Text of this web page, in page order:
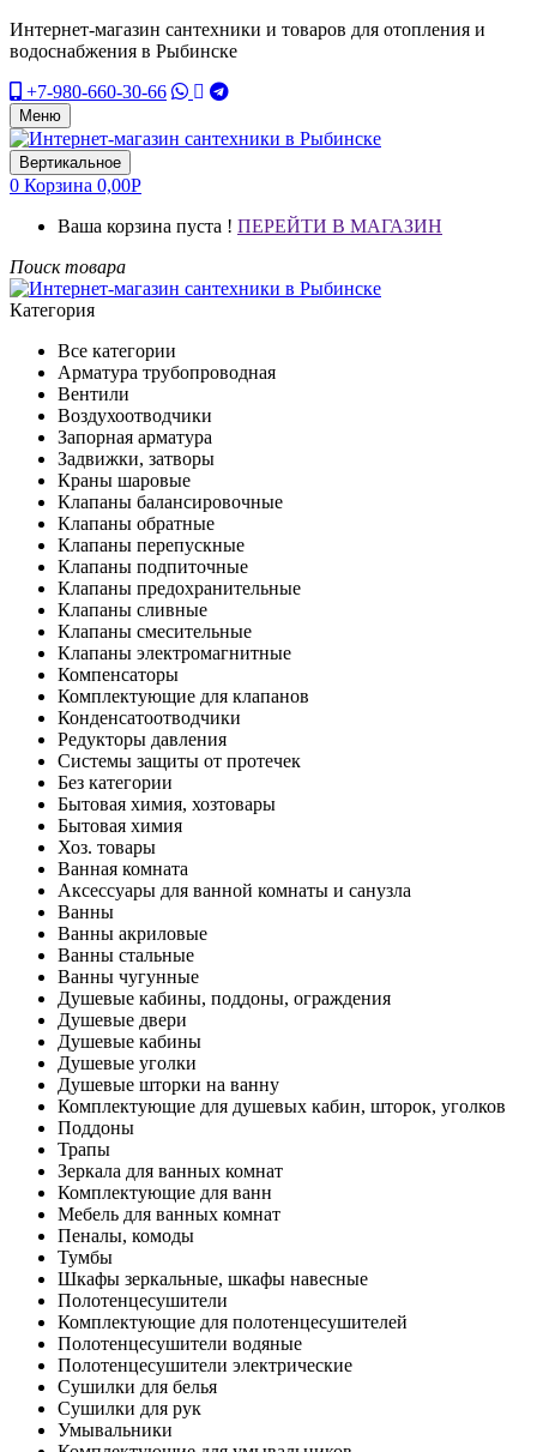
Интернет-магазин сантехники и товаров для отопления и
водоснабжения в Рыбинске
+7-980-660-30-66
Меню
Вертикальное
0 Корзина 0,00Р
Ваша корзина пуста ! ПЕРЕЙТИ В МАГАЗИН
Поиск товара
Категория
Все категории
Арматура трубопроводная
Вентили
Воздухоотводчики
Запорная арматура
Задвижки, затворы
Краны шаровые
Клапаны балансировочные
Клапаны обратные
Клапаны перепускные
Клапаны подпиточные
Клапаны предохранительные
Клапаны сливные
Клапаны смесительные
Клапаны электромагнитные
Компенсаторы
Комплектующие для клапанов
Конденсатоотводчики
Редукторы давления
Системы защиты от протечек
Без категории
Бытовая химия, хозтовары
Бытовая химия
Хоз. товары
Ванная комната
Аксессуары для ванной комнаты и санузла
Ванны
Ванны акриловые
Ванны стальные
Ванны чугунные
Душевые кабины, поддоны, ограждения
Душевые двери
Душевые кабины
Душевые уголки
Душевые шторки на ванну
Комплектующие для душевых кабин, шторок, уголков
Поддоны
Трапы
Зеркала для ванных комнат
Комплектующие для ванн
Мебель для ванных комнат
Пеналы, комоды
Тумбы
Шкафы зеркальные, шкафы навесные
Полотенцесушители
Комплектующие для полотенцесушителей
Полотенцесушители водяные
Полотенцесушители электрические
Сушилки для белья
Сушилки для рук
Умывальники